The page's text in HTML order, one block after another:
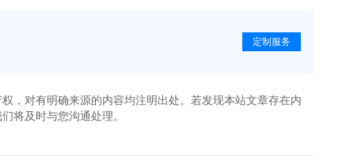
定制服务
，对有明确来源的内容均注明出处。若发现本站文章存在内
将及时与您沟通处理。